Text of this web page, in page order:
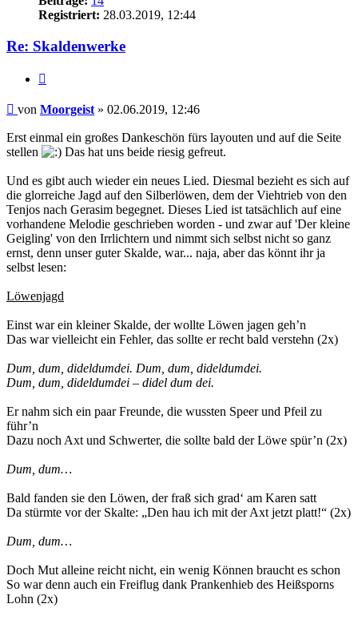
Registriert: 28.03.2019, 12:44
Re: Skaldenwerke
Beitrag
von Moorgeist » 02.06.2019, 12:46
Erst einmal ein großes Dankeschön fürs layouten und auf die Seite
stellen
Das hat uns beide riesig gefreut.
Und es gibt auch wieder ein neues Lied. Diesmal bezieht es sich auf
die glorreiche Jagd auf den Silberlöwen, dem der Viehtrieb von den
Tenjos nach Gerasim begegnet. Dieses Lied ist tatsächlich auf eine
vorhandene Melodie geschrieben worden - und zwar auf 'Der kleine
Geigling' von den Irrlichtern und nimmt sich selbst nicht so ganz
ernst, denn unser guter Skalde, war... naja, aber das könnt ihr ja
selbst lesen:
Löwenjagd
Einst war ein kleiner Skalde, der wollte Löwen jagen geh’n
Das war vielleicht ein Fehler, das sollte er recht bald verstehn (2x)
Dum, dum, dideldumdei. Dum, dum, dideldumdei.
Dum, dum, dideldumdei – didel dum dei.
Er nahm sich ein paar Freunde, die wussten Speer und Pfeil zu
führ’n
Dazu noch Axt und Schwerter, die sollte bald der Löwe spür’n (2x)
Dum, dum…
Bald fanden sie den Löwen, der fraß sich grad‘ am Karen satt
Da stürmte vor der Skalte: „Den hau ich mit der Axt jetzt platt!“ (2x)
Dum, dum…
Doch Mut alleine reicht nicht, ein wenig Können braucht es schon
So war denn auch ein Freiflug dank Prankenhieb des Heißsporns
Lohn (2x)